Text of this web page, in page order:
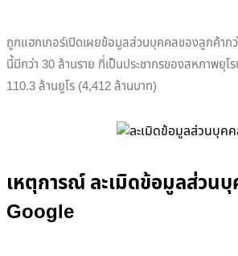
ถูกแฮกเกอร์เปิดเผยข้อมูลส่วนบุคคลของลูกค้ากว่
นี้มีกว่า 30 ล้านราย ที่เป็นประชากรของสหภาพยุ
110.3 ล้านยูโร (4,412 ล้านบาท)
เหตุการณ์ ละเมิดข้อมูลส่วน
Google